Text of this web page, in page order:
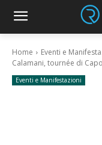
Home Eventi e
Calamani, tournée di
Eventi e Manifestazioni